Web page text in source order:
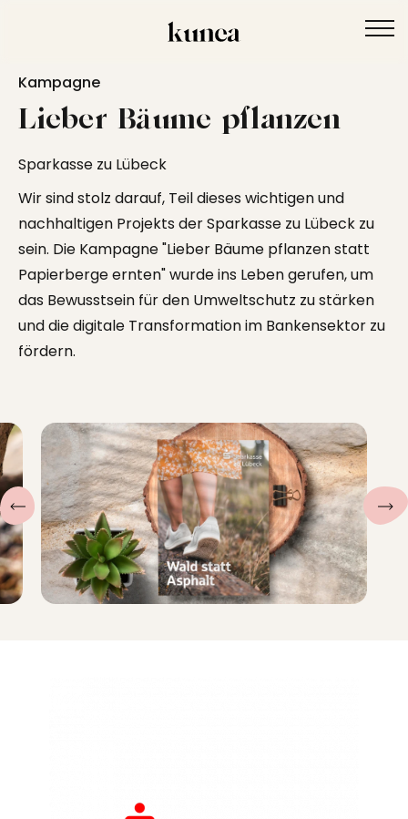
Grafik Design
Webdesign
Strategie
Content Creation
Projekte
Kunden
Kontakt
Kampagne
Lieber Bäume pflanzen
Sparkasse zu Lübeck
Wir sind stolz darauf, Teil dieses wichtigen und
nachhaltigen Projekts der Sparkasse zu Lübeck zu
sein. Die Kampagne"Lieber Bäume pflanzen statt
Papierberge ernten" wurde ins Leben gerufen, um
das Bewusstsein für den Umweltschutz zu stärken
und die digitale Transformation im Bankensektor zu
fördern.